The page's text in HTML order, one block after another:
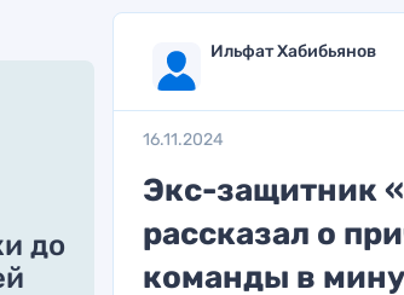
до
Ильфат Хабибьянов
16.11.2024
Экс-защитник
рассказал о
команды в